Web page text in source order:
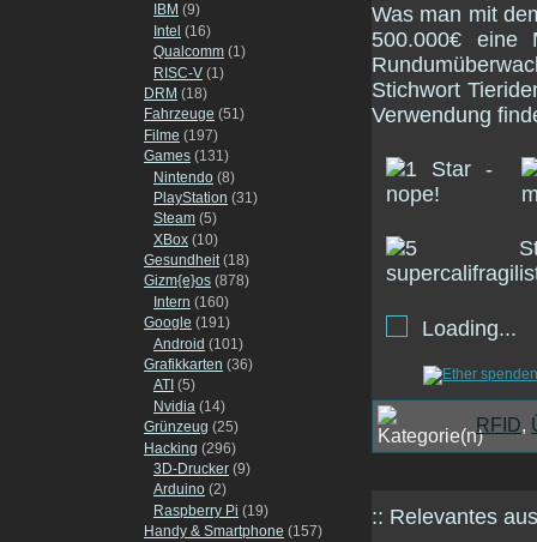
IBM (9)
Intel (16)
Qualcomm (1)
RISC-V (1)
DRM (18)
Fahrzeuge (51)
Filme (197)
Games (131)
Nintendo (8)
PlayStation (31)
Steam (5)
XBox (10)
Gesundheit(18)
Gizm{e}os (878)
Intern (160)
Google (191)
Android (101)
Grafikkarten (36)
ATI (5)
Nvidia (14)
Grünzeug (25)
Hacking (296)
3D-Drucker (9)
Arduino (2)
Raspberry Pi (19)
Handy & Smartphone (157)
Was man mit
500.000€ eine
Stichwort
Verwendung
Loading...
RFID,
:: Relevantes